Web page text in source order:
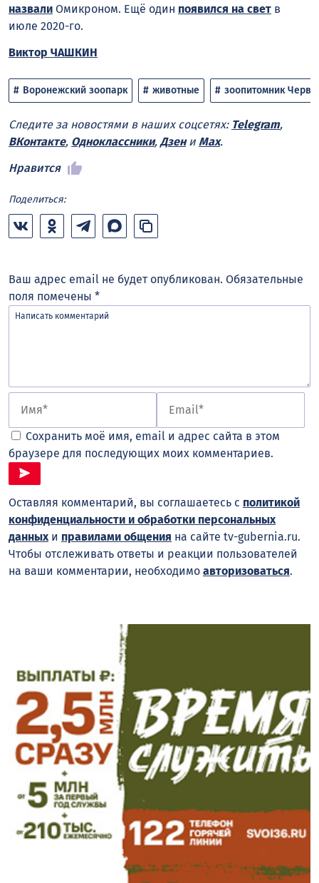
назвали Омикроном. Ещё один появился на свет в
июле 2020-го.
Виктор ЧАШКИН
Воронежский зоопарк животные зоопитомник
Следите за новостями в наших соцсетях: Telegram,
ВКонтакте, Одноклассники, Дзени Max.
Нравится
Поделиться:
Ваш адрес email не будет опубликован. Обязательные
поля помечены *
Сохранить моё имя, email и адрес сайта в этом
браузере для последующих моих комментариев.
Оставляя комментарий, вы соглашаетесь с политикой
конфиденциальности и обработки персональных
данных и правилами общения на сайте tv-gubernia.ru.
Чтобы отслеживать ответы и реакции пользователей
на ваши комментарии, необходимо авторизоваться.